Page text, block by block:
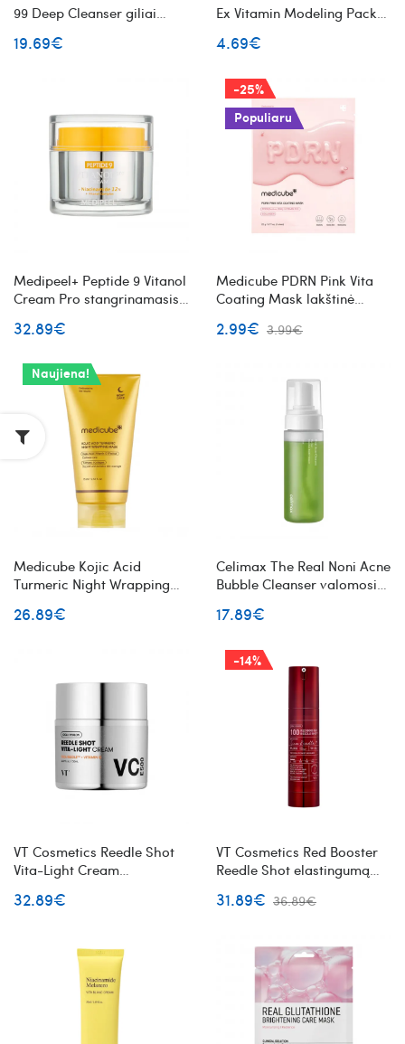
99 Deep Cleanser giliai
19.69€
Ex Vitamin Modeling Pack
kaukė
4.69€
Medipeel+ Peptide 9 Vitanol
Cream Pro stangrinamasis
kremas
32.89€
-25%
Populiaru
Medicube PDRN Pink Vita
Coating Mask lakštinė
2.99€ 3.99€
Naujiena!
Medicube Kojic Acid
Turmeric Night Wrapping
26.89€
Celimax The Real Noni Acne
Bubble Cleanser valomosios
ir salicilo rūgštimi
17.89€
VT Cosmetics Reedle Shot
Vita-Light Cream
32.89€
-14%
VT Cosmetics Red Booster
Reedle Shot elastingumą
31.89€ 36.89€